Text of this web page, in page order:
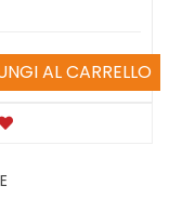
AL CARRELLO